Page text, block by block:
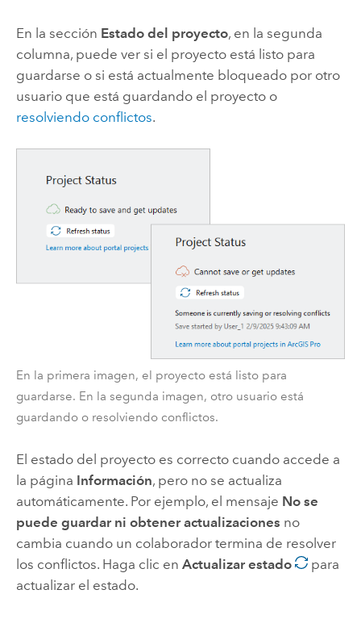
En la sección Estado del proyecto, en la segunda
columna, puede ver si el proyecto está listo para
guardarse o si está actualmente bloqueado por otro
usuario que está guardando el proyecto o
resolviendo conflictos.
En la primera imagen, el proyecto está listo para
guardarse. En la segunda imagen, otro usuario está
guardando o resolviendo conflictos.
El estado del proyecto es correcto cuando accede a
la página Información, pero no se actualiza
automáticamente. Por ejemplo, el mensaje No se
puede guardar ni obtener actualizaciones no
cambia cuando un colaborador termina de resolver
los conflictos. Haga clic en Actualizar estado
para
actualizar el estado.